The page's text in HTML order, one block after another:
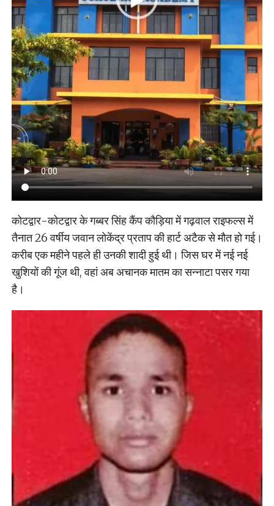
कोटद्वार-कोटद्वार के गब्बर सिंह कैंप कौड़िया में गढ़वाल राइफल्स में
तैनात 26 वर्षीय जवान लोकेंद्र प्रताप की हार्ट अटैक से मौत हो गई।
करीब एक महीने पहले ही उनकी शादी हुई थी। जिस घर में नई नई
खुशियों की गूंज थी, वहां अब अचानक मातम का सन्नाटा पसर गया
है।